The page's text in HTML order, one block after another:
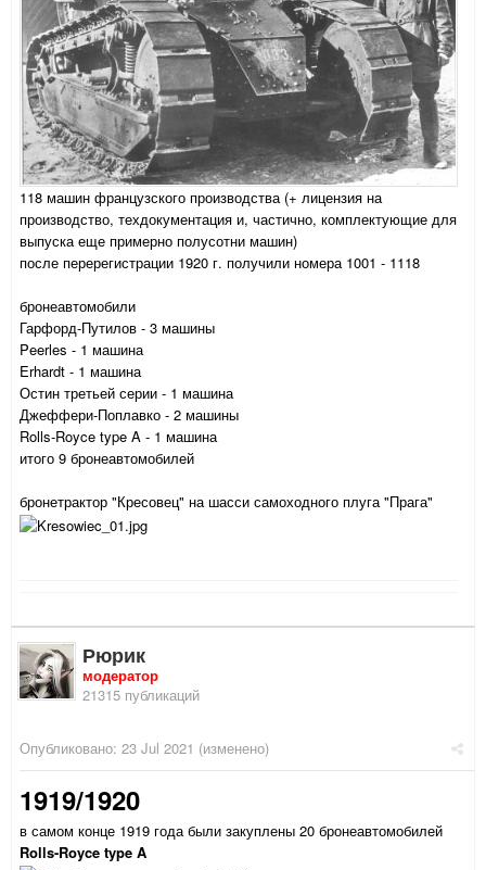
118 машин французского производства (+ лицензия на
производство, техдокументация и, частично, комплектующие для
выпуска еще примерно полусотни машин)
после перерегистрации 1920 г. получили номера 1001 - 1118
бронеавтомобили
Гарфорд-Путилов - 3 машины
Peerles - 1 машина
Erhardt - 1 машина
Остин третьей серии - 1 машина
Джеффери-Поплавко - 2 машины
Rolls-Royce type A - 1 машина
итого 9 бронеавтомобилей
бронетрактор "Кресовец" на шасси самоходного плуга "Прага"
Рюрик
модератор
21315 публикаций
Опубликовано: 23 Jul 2021 (изменено)
1919/1920
в самом конце 1919 года были закуплены 20 бронеавтомобилей
Rolls-Royce type A